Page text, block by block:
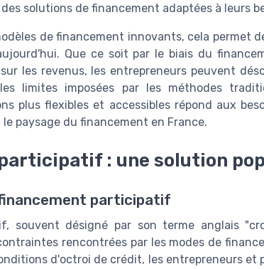
solutions de financement adaptées à leurs
de financement innovants, cela permet
Que ce soit par le biais du
les revenus, les entrepreneurs peuvent
limites imposées par les méthodes
plus flexibles et accessibles répond aux
paysage du financement en France.
: une solution
participatif
souvent désigné par son terme anglais
rencontrées par les modes de
d'octroi de crédit, les entrepreneurs et